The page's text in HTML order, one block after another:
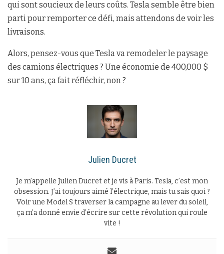
qui sont soucieux de leurs coûts. Tesla semble être bien
parti pour remporter ce défi, mais attendons de voir les
livraisons.
Alors, pensez-vous que Tesla va remodeler le paysage
des camions électriques ? Une économie de 400,000 $
sur 10 ans, ça fait réfléchir, non ?
Julien Ducret
Je m’appelle Julien Ducret et je vis à Paris. Tesla, c’est mon
obsession. J’ai toujours aimé l’électrique, mais tu sais quoi ?
Voir une Model S traverser la campagne au lever du soleil,
ça m’a donné envie d’écrire sur cette révolution qui roule
vite !